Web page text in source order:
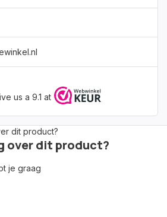
us a 9.1 at
over dit product?
je graag